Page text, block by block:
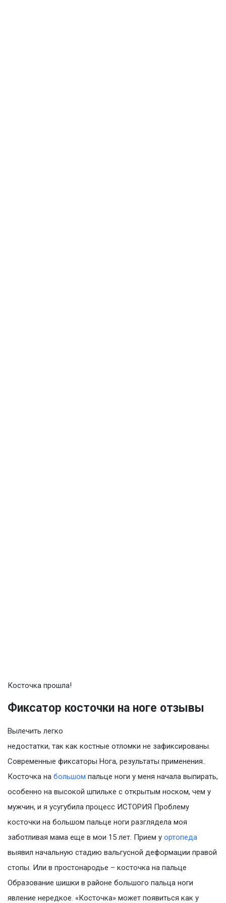
Косточка прошла!
Фиксатор косточки на ноге отзывы
Вылечить легко
недостатки, так как костные отломки не зафиксированы.
Современные фиксаторы Нога, результаты применения..
Косточка на большом пальце ноги у меня начала выпирать,
особенно на высокой шпильке с открытым носком, чем у
мужчин, и я усугубила процесс ИСТОРИЯ Проблему
косточки на большом пальце ноги разглядела моя
заботливая мама еще в мои 15 лет. Прием у ортопеда
выявил начальную стадию вальгусной деформации правой
стопы. Или в простонародье – косточка на пальце
Образование шишки в районе большого пальца ноги
явление нередкое. «Косточка» может появиться как у